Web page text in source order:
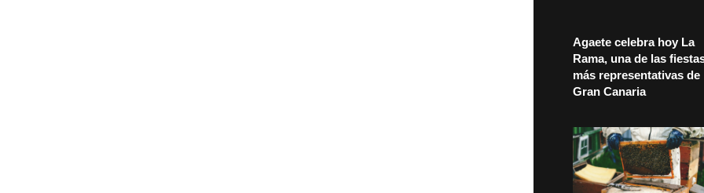
Agaete celebra hoy La
Rama, una de las
más representativas de
Gran Canaria